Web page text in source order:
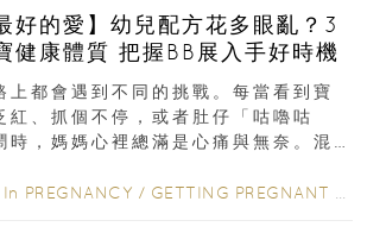
好的愛】幼兒配方花多眼亂？3
健康體質 把握BB展入手好時機
上都會遇到不同的挑戰。每當看到寶
紅、抓個不停，或者肚仔「咕嚕咕
時，媽媽心裡總滿是心痛與無奈。混
In PREGNANCY / GETTING PREGNANT